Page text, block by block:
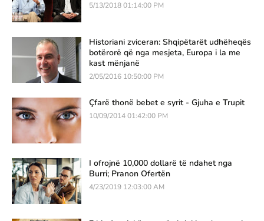
5/13/2018 01:14:00 PM
Historiani zviceran: Shqipëtarët udhëheqës
botërorë që nga mesjeta, Europa i la me
kast mënjanë
2/05/2016 10:50:00 PM
Çfarë thonë bebet e syrit - Gjuha e Trupit
10/09/2014 01:42:00 PM
I ofrojnë 10,000 dollarë të ndahet nga
Burri; Pranon Ofertën
4/23/2019 12:03:00 AM